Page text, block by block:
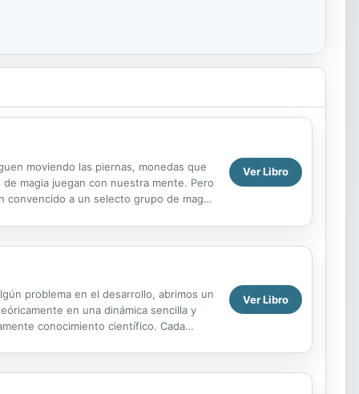
moviendo las piernas, monedas que
magia juegan con nuestra mente. Pero
a un selecto grupo de magos
Ver Libro
problema en el desarrollo, abrimos un
en una dinámica sencilla y
conocimiento científico. Cada
Ver Libro